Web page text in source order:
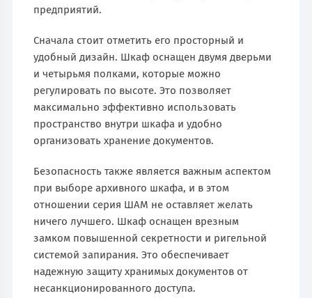
предприятий.
Сначала стоит отметить его просторный и
удобный дизайн. Шкаф оснащен двумя дверьми
и четырьмя полками, которые можно
регулировать по высоте. Это позволяет
максимально эффективно использовать
пространство внутри шкафа и удобно
организовать хранение документов.
Безопасность также является важным аспектом
при выборе архивного шкафа, и в этом
отношении серия ШАМ не оставляет желать
ничего лучшего. Шкаф оснащен врезным
замком повышенной секретности и ригельной
системой запирания. Это обеспечивает
надежную защиту хранимых документов от
несанкционированного доступа.